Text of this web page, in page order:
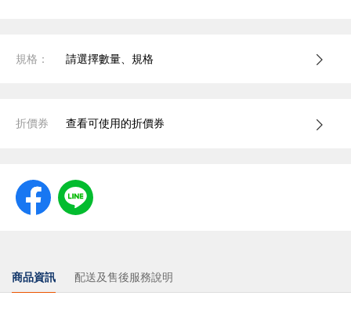
規格： 請選擇數量、規格
折價券 查看可使用的折價券
商品資訊 配送及售後服務說明